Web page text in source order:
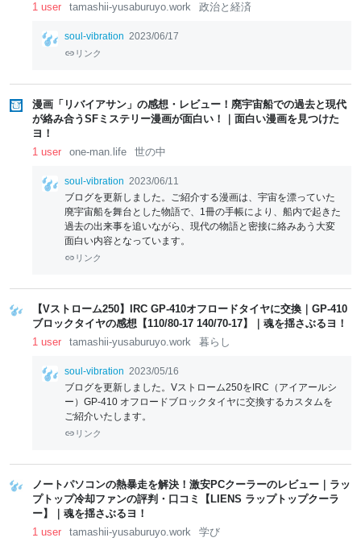
1 user
tamashii-yusaburuyo.work 政治と経済
soul-vibration 2023/06/17
リンク
漫画「リバイアサン」の感想・レビュー！廃宇宙船での過去と現代
が絡み合うSFミステリー漫画が面白い！｜面白い漫画を見つけた
ヨ！
1 user
one-man.life 世の中
soul-vibration 2023/06/11
ブログを更新しました。ご紹介する漫画は、宇宙を漂っていた
廃宇宙船を舞台とした物語で、1冊の手帳により、船内で起きた
過去の出来事を追いながら、現代の物語と密接に絡みあう大変
面白い内容となっています。
リンク
【Vストローム250】IRC GP-410オフロードタイヤに交換｜GP-410
ブロックタイヤの感想【110/80-17 140/70-17】｜魂を揺さぶるヨ！
1 user
tamashii-yusaburuyo.work 暮らし
soul-vibration 2023/05/16
ブログを更新しました。Vストローム250をIRC（アイアールシ
ー）GP-410 オフロードブロックタイヤに交換するカスタムを
ご紹介いたします。
リンク
ノートパソコンの熱暴走を解決！激安PCクーラーのレビュー｜ラッ
プトップ冷却ファンの評判・口コミ【LIENS ラップトップクーラ
ー】｜魂を揺さぶるヨ！
1 user
tamashii-yusaburuyo.work 学び